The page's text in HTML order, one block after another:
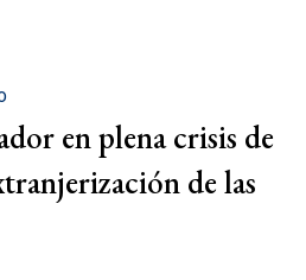
en plena crisis de
de las